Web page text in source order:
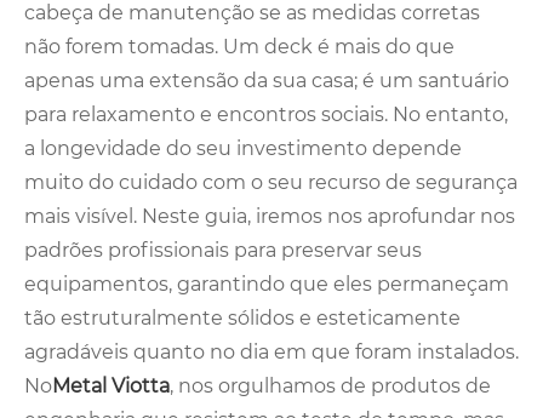
cabeça de manutenção se as medidas corretas
não forem tomadas. Um deck é mais do que
apenas uma extensão da sua casa; é um santuário
para relaxamento e encontros sociais. No entanto,
a longevidade do seu investimento depende
muito do cuidado com o seu recurso de segurança
mais visível. Neste guia, iremos nos aprofundar nos
padrões profissionais para preservar seus
equipamentos, garantindo que eles permaneçam
tão estruturalmente sólidos e esteticamente
agradáveis ​​quanto no dia em que foram instalados.
NoMetal Viotta, nos orgulhamos de produtos de